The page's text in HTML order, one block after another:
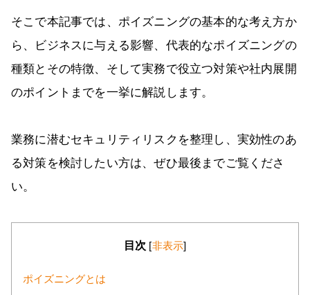
そこで本記事では、ポイズニングの基本的な考え方か
ら、ビジネスに与える影響、代表的なポイズニングの
種類とその特徴、そして実務で役立つ対策や社内展開
のポイントまでを一挙に解説します。
業務に潜むセキュリティリスクを整理し、実効性のあ
る対策を検討したい方は、ぜひ最後までご覧くださ
い。
目次 [非表示]
ポイズニングとは